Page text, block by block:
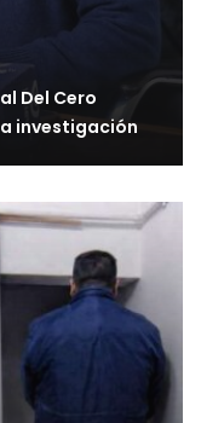
Del Cero
investigación